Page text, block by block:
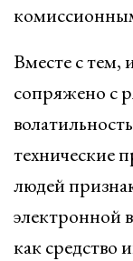
Вместе с тем,
сопряжено с
технические
людей
электронной
как средство